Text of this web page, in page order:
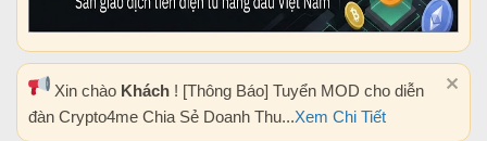
Xin chào Khách ! [Thông Báo] Tuyển MOD cho diễn
đàn Crypto4me Chia Sẻ Doanh Thu...Xem Chi Tiết